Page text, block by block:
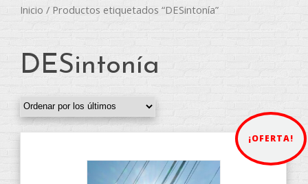
Inicio / Productos etiquetados “DESintonía”
DESintonía
¡OFERTA!